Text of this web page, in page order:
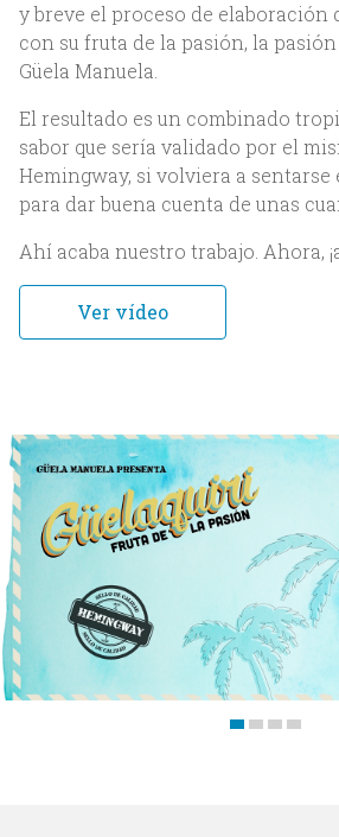
Inicio
Nosotros
Acerca de
Equipo
Clientes
Servicios
Contacto
y breve el proceso de elaboración
con su fruta de la pasión, la
Güela Manuela.
El resultado es un combinado
sabor que sería validado por el
Hemingway, si volviera a sentarse
para dar buena cuenta de unas
Ahí acaba nuestro trabajo. Ahora,
Ver vídeo